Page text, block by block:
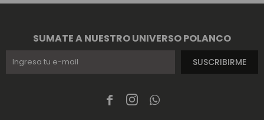
  
SUMATE A NUESTRO UNIVERSO POLANCO
SUSCRIBIRME